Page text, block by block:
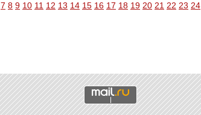
7 8 9 10 11 12 13 14 15 16 17 18 19 20 21 22 23 24